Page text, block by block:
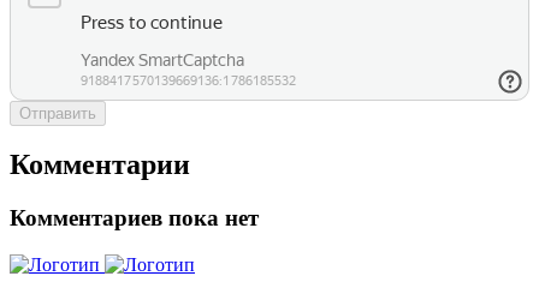
Отправить
Комментарии
Комментариев пока нет